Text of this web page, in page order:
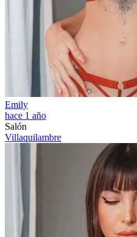
Emily
hace 1 año
Salón
Villaquilambre